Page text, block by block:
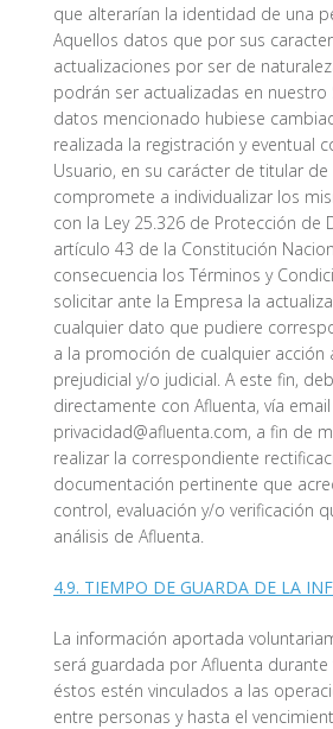
que alterarían la identidad de una
Aquellos datos que por sus
actualizaciones por ser de
podrán ser actualizadas en nuestro
datos mencionado hubiese
realizada la registración y eventual
Usuario, en su carácter de titular
compromete a individualizar los
con la Ley 25.326 de Protección de
artículo 43 de la Constitución
consecuencia los Términos y
solicitar ante la Empresa la
cualquier dato que pudiere
a la promoción de cualquier acción
prejudicial y/o judicial. A este fin,
directamente con Afluenta, vía
privacidad@afluenta.com, a fin de
realizar la correspondiente
documentación pertinente que
control, evaluación y/o verificación
análisis de Afluenta.
4.9. TIEMPO DE GUARDA DE LA
La información aportada
será guardada por Afluenta
éstos estén vinculados a las
entre personas y hasta el